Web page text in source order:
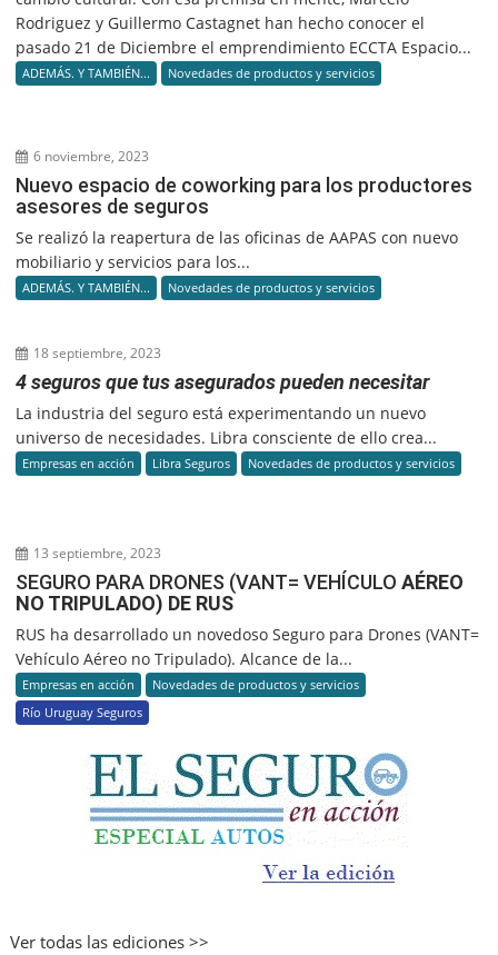
Rodriguez y Guillermo Castagnet han hecho conocer el
pasado 21 de Diciembre el emprendimiento ECCTA Espacio...
ADEMÁS. Y TAMBIÉN... Novedades de productos y servicios
6 noviembre, 2023
Nuevo espacio de coworking para los productores
asesores de seguros
Se realizó la reapertura de las oficinas de AAPAS con nuevo
mobiliario y servicios para los...
ADEMÁS. Y TAMBIÉN... Novedades de productos y servicios
18 septiembre, 2023
4 seguros que tus asegurados pueden necesitar
La industria del seguro está experimentando un nuevo
universo de necesidades. Libra consciente de ello crea...
Empresas en acción Libra Seguros Novedades de productos y servicios
13 septiembre, 2023
SEGURO PARA DRONES (VANT= VEHÍCULOAÉREO
NO TRIPULADO) DE RUS
RUS ha desarrollado un novedoso Seguro para Drones (VANT=
Vehículo Aéreo no Tripulado). Alcance de la...
Empresas en acción
Novedades de productos y servicios
Río Uruguay Seguros
Ver todas las ediciones >>